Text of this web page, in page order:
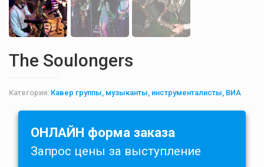
The Soulongers
Категория: Кавер группы, музыканты, инструменталисты, ВИА
ОНЛАЙН форма заказа
Запрос цены за выступление